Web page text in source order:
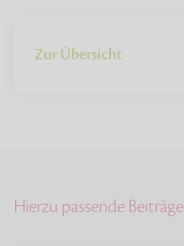
Zur Übersicht
Hierzu passende Beiträge